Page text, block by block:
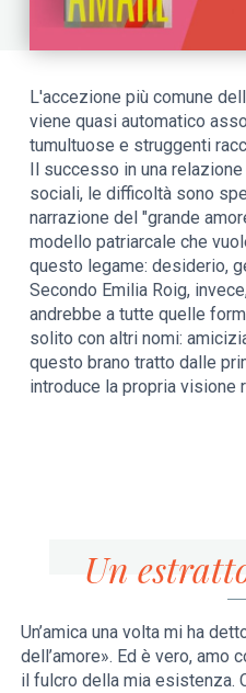
L'accezione più comune
viene quasi automatico
tumultuose e struggenti
Il successo in una
sociali, le difficoltà sono
narrazione del "grande
modello patriarcale che
questo legame: desiderio,
Secondo Emilia Roig,
andrebbe a tutte quelle
solito con altri nomi:
questo brano tratto dalle
introduce la propria visione
Un
Un’amica una volta mi ha
dell’amore». Ed è vero, amo
il fulcro della mia esistenza.